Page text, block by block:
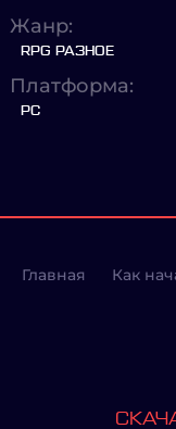
Жанр:
RPG РАЗНОЕ
Платформа:
PC
Главная Как